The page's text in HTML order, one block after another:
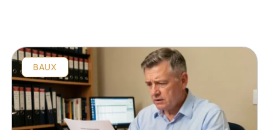
BAUX